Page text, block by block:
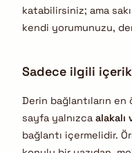
katabilirsiniz; ama
kendi yorumunuzu,
Sadece ilgili
Derin bağlantıların
sayfa yalnızca alakalı
bağlantı içermelidir.